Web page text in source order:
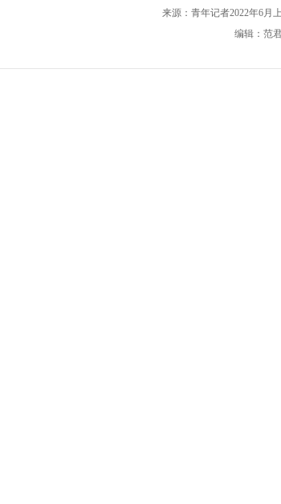
来源：青年记者2022年6月上
编辑：范